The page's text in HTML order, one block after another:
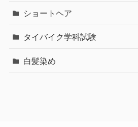
ショートヘア
タイバイク学科試験
白髪染め